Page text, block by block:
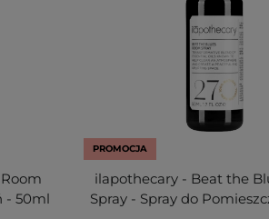
- 50ml
PROMOCJA
ilapothecary - Beat the
Spray - Spray do